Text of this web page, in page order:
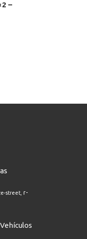
–
street r-
Vehículos